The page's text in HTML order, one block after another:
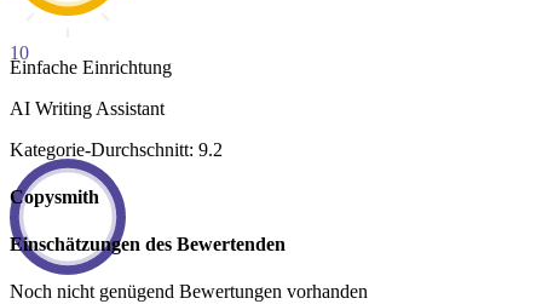
10
Einfache Einrichtung
AI Writing Assistant
Kategorie-Durchschnitt: 9.2
Copysmith
Einschätzungen des Bewertenden
Noch nicht genügend Bewertungen vorhanden